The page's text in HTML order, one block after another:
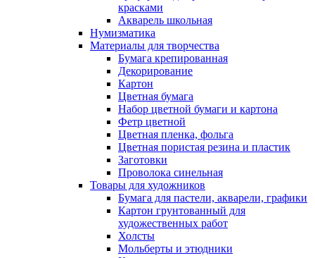
красками
Акварель школьная
Нумизматика
Материалы для творчества
Бумага крепированная
Декорирование
Картон
Цветная бумага
Набор цветной бумаги и картона
Фетр цветной
Цветная пленка, фольга
Цветная пористая резина и пластик
Заготовки
Проволока синельная
Товары для художников
Бумага для пастели, акварели, графики
Картон грунтованный для
художественных работ
Холсты
Мольберты и этюдники